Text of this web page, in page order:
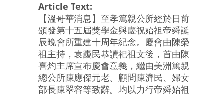
Article Text:
【溫哥華消息】至孝篤親公所經於日前
頒發第十五屆獎學金與慶祝始祖帝舜誕
辰晚會所重建十周年紀念。慶會由陳榮
祖主持，袁靄民恭讀祀祖文後，首由陳
喜灼主席宣布慶會意義，繼由美洲篤親
總公所陳應傑元老、顧問陳濟民、婦女
部長陳翠容等致辭。均以力行帝舜始祖